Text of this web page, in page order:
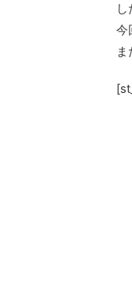
し
今